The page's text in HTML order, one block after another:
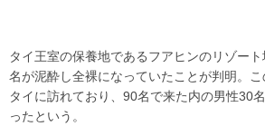
タイ王室の保養地であるフアヒンのリゾー
名が泥酔し全裸になっていたことが判明。
タイに訪れており、90名で来た内の男性30
ったという。